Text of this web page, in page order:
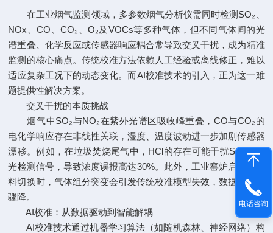
在工业烟气监测领域，多参数烟气分析仪需同时检测SO₂、
NOx、CO、CO₂、O₂及VOCs等多种气体，但不同气体间的光
谱重叠、化学反应或传感器响应耦合常导致交叉干扰，成为精准
监测的核心痛点。传统校准方法依赖人工经验或离线修正，难以
适应复杂工况下的动态变化。而AI校准技术的引入，正为这一难
题提供性解决方案。
交叉干扰的本质挑战
烟气中SO₂与NO₂在紫外光谱区吸收峰重叠，CO与CO₂的
电化学响应存在非线性关联，湿度、温度波动进一步加剧传感器
漂移。例如，在垃圾焚烧尾气中，HCl的存在可能干扰SO₂的激
光检测信号，导致浓度误报高达30%。此外，工业窑炉启停或燃
料切换时，气体组分突变会引发传统校准模型失效，数据可信度
骤降。
AI校准：从数据驱动到智能解耦
AI校准技术通过机器学习算法（如随机森林、神经网络）构
电话咨询